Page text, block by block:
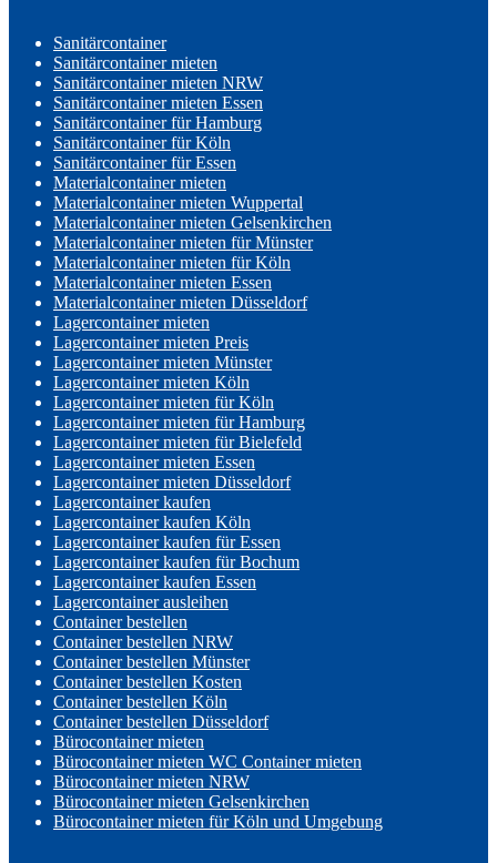
Sanitärcontainer
Sanitärcontainer mieten
Sanitärcontainer mieten NRW
Sanitärcontainer mieten Essen
Sanitärcontainer für Hamburg
Sanitärcontainer für Köln
Sanitärcontainer für Essen
Materialcontainer mieten
Materialcontainer mieten Wuppertal
Materialcontainer mieten Gelsenkirchen
Materialcontainer mieten für Münster
Materialcontainer mieten für Köln
Materialcontainer mieten Essen
Materialcontainer mieten Düsseldorf
Lagercontainer mieten
Lagercontainer mieten Preis
Lagercontainer mieten Münster
Lagercontainer mieten Köln
Lagercontainer mieten für Köln
Lagercontainer mieten für Hamburg
Lagercontainer mieten für Bielefeld
Lagercontainer mieten Essen
Lagercontainer mieten Düsseldorf
Lagercontainer kaufen
Lagercontainer kaufen Köln
Lagercontainer kaufen für Essen
Lagercontainer kaufen für Bochum
Lagercontainer kaufen Essen
Lagercontainer ausleihen
Container bestellen
Container bestellen NRW
Container bestellen Münster
Container bestellen Kosten
Container bestellen Köln
Container bestellen Düsseldorf
Bürocontainer mieten
Bürocontainer mieten WC Container mieten
Bürocontainer mieten NRW
Bürocontainer mieten Gelsenkirchen
Bürocontainer mieten für Köln und Umgebung